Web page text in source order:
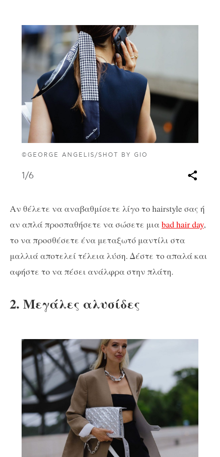
©GEORGE ANGELIS/SHOT BY GIO
1/6
Αν θέλετε να αναβαθμίσετε λίγο το hairstyle σας ή
αν απλά προσπαθήσετε να σώσετε μιαbad hair day,
το να προσθέσετε ένα μεταξωτό μαντίλι στα
μαλλιά αποτελεί τέλεια λύση. Δέστε το απαλά και
αφήστε το να πέσει ανάλφρα στην πλάτη.
2. Μεγάλες αλυσίδες